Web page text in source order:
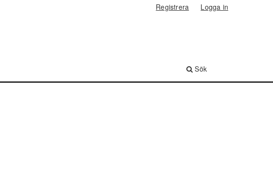
Sök
Registrera Logga in